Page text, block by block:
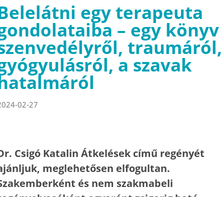
egy terapeuta
– egy könyv
traumáról,
a szavak
02-27
Csigó Katalin Átkelések című regényét
meglehetősen elfogultan.
és nem szakmabeli